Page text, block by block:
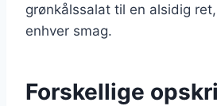
grønkålssalat til en alsidig
enhver smag.
Forskellige